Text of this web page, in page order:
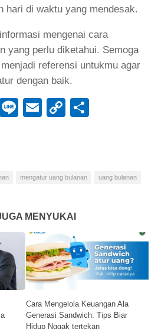
hari di waktu yang mendesak.
mengenai cara
yang perlu diketahui. Semoga
referensi untukmu agar
dengan baik.
WhatsApp
LineEmailCopy
mengatur uang bulanan uang bulanan
MENYUKAI
Cara Mengelola Keuangan Ala
Generasi Sandwich: Tips Biar
Hidup Nggak tertekan